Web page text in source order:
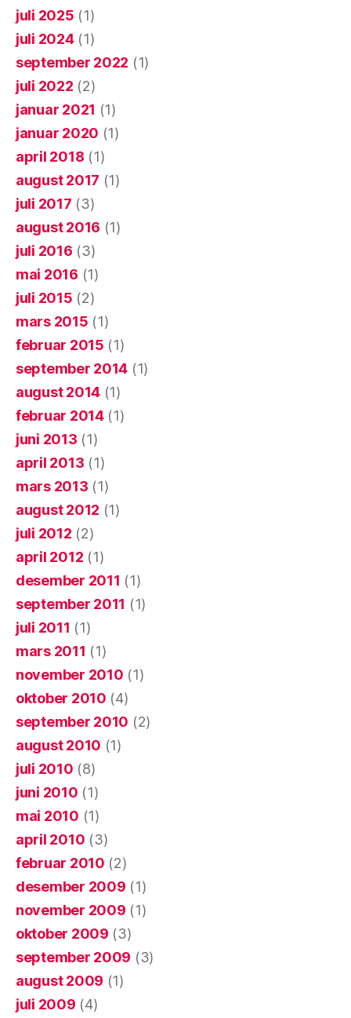
juli 2025 (1)
juli 2024(1)
september 2022 (1)
juli 2022 (2)
januar 2021 (1)
januar 2020 (1)
april 2018 (1)
august 2017 (1)
juli 2017 (3)
august 2016 (1)
juli 2016 (3)
mai 2016 (1)
juli 2015 (2)
mars 2015 (1)
februar 2015 (1)
september 2014 (1)
august 2014 (1)
februar 2014(1)
juni 2013 (1)
april 2013 (1)
mars 2013 (1)
august 2012 (1)
juli 2012 (2)
april 2012 (1)
desember 2011 (1)
september 2011 (1)
juli 2011 (1)
mars 2011 (1)
november 2010 (1)
oktober 2010 (4)
september 2010 (2)
august 2010 (1)
juli 2010 (8)
juni 2010 (1)
mai 2010 (1)
april 2010 (3)
februar 2010 (2)
desember 2009 (1)
november 2009 (1)
oktober 2009 (3)
september 2009 (3)
august 2009 (1)
juli 2009 (4)